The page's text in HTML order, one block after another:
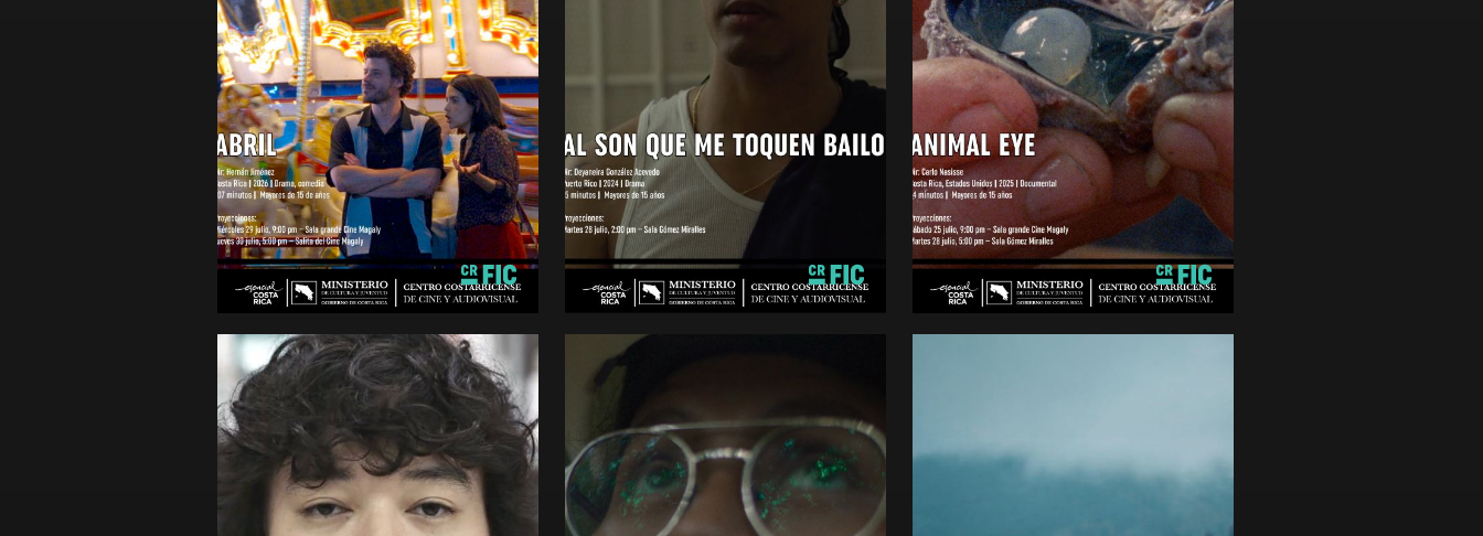
ABRIL
Romance
Costa Rica
2025
4 620 minutos
Mayores de 15 años
AL SON QUE ME TOQUEN
BAILO
Drama
Puerto Rico
2025
Mayores de 15 años
ANIMAL EYE
Cortometraje
Costa Rica
2025
Mayores de 15 años